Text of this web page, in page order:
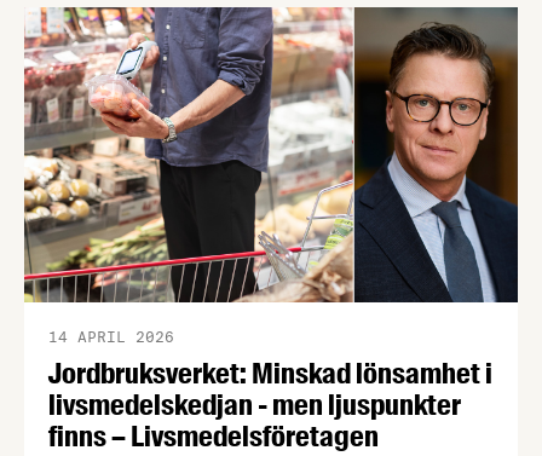
Jordbruksverket: Minskad lönsamhet i
livsmedelskedjan - men ljuspunkter
finns – Livsmedelsföretagen
14 APRIL 2026